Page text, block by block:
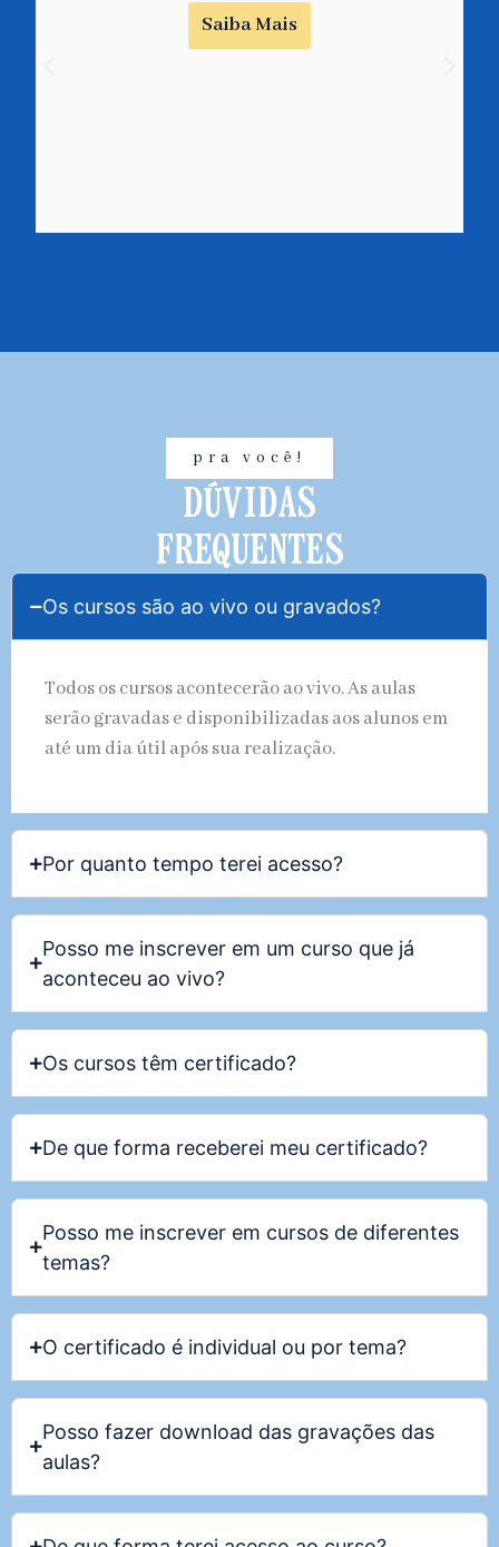
Saiba Mais
pra você!
DÚVIDAS
FREQUENTES
Os cursos são ao vivo ou gravados?
Todos os cursos acontecerão ao vivo. As aulas
serão gravadas e disponibilizadas aos alunos em
até um dia útil após sua realização.
Por quanto tempo terei acesso?
Posso me inscrever em um curso que já
aconteceu ao vivo?
Os cursos têm certificado?
De que forma receberei meu certificado?
Posso me inscrever em cursos de diferentes
temas?
O certificado é individual ou por tema?
Posso fazer download das gravações das
aulas?